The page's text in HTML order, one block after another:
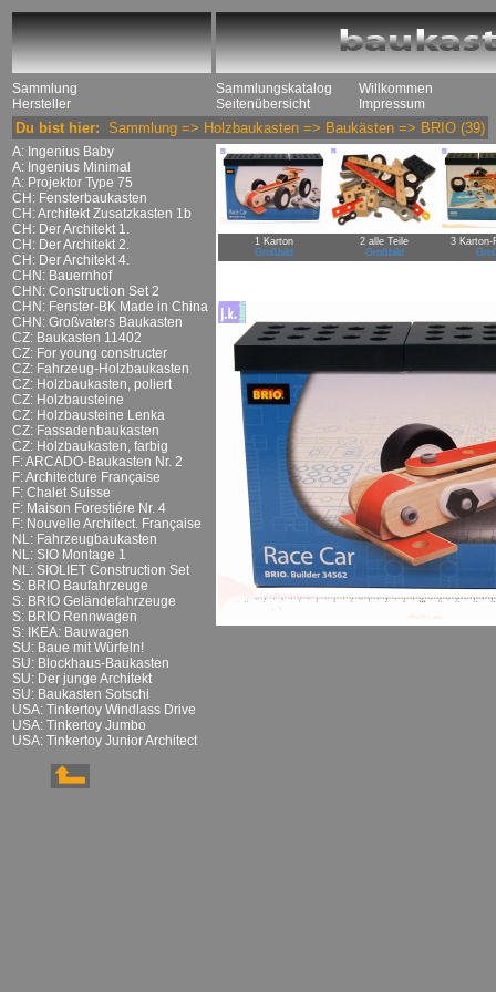
Sammlung
Hersteller
Sammlungskatalog
Seitenübersicht
Willkommen
Impressum
Du bist hier: Sammlung => Holzbaukasten => Baukästen => BRIO (39)
A: Ingenius Baby
A: Ingenius Minimal
A: Projektor Type 75
CH: Fensterbaukasten
CH: Architekt Zusatzkasten 1b
CH: Der Architekt 1.
CH: Der Architekt 2.
CH: Der Architekt 4.
CHN: Bauernhof
CHN: Construction Set 2
CHN: Fenster-BK Made in China
CHN: Großvaters Baukasten
CZ: Baukasten 11402
CZ: For young constructer
CZ: Fahrzeug-Holzbaukasten
CZ: Holzbaukasten, poliert
CZ: Holzbausteine
CZ: Holzbausteine Lenka
CZ: Fassadenbaukasten
CZ: Holzbaukasten, farbig
F: ARCADO-Baukasten Nr. 2
F: Architecture Française
F: Chalet Suisse
F: Maison Forestiére Nr. 4
F: Nouvelle Architect. Française
NL: Fahrzeugbaukasten
NL: SIO Montage 1
NL: SIOLIET Construction Set
S: BRIO Baufahrzeuge
S: BRIO Geländefahrzeuge
S: BRIO Rennwagen
S: IKEA: Bauwagen
SU: Baue mit Würfeln!
SU: Blockhaus-Baukasten
SU: Der junge Architekt
SU: Baukasten Sotschi
USA: Tinkertoy Windlass Drive
USA: Tinkertoy Jumbo
USA: Tinkertoy Junior Architect
1 Karton
Großbild
2 alle Teile
Großbild
3 Karton-